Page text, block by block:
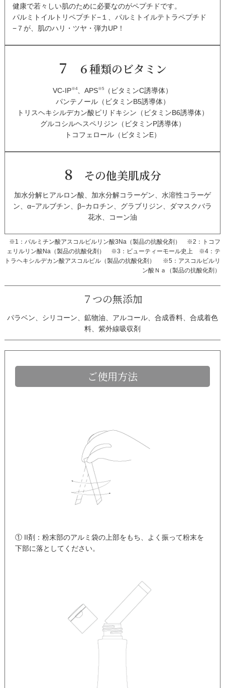
健康で若々しい肌のために必要なのがペプチドです。
パルミトイルトリペプチド−１、パルミトイルテトラペプチド
−７が、肌のハリ・ツヤ・弾力UP！
7 ６種類のビタミン
VC-IP※4、APS※5
（ビタミンC誘導体）
パンテノール（ビタミンB5誘導体）
トリスヘキシルデカン酸ピリドキシン（ビタミンB6誘導体）
グルコシルヘスペリジン（ビタミンP誘導体）
トコフェロール（ビタミンE）
8 その他美肌成分
加水分解ヒアルロン酸、 加水分解コラーゲン、 水溶性コラーゲ
ン、 α−アルブチン、 β−カロチン、 グラブリジン、
ダマスクバラ
花水、
コーン油
※1：パルミチン酸アスコルビルリン酸3Na（製品の抗酸化剤） ※2：トコフ
ェリルリン酸Na（製品の抗酸化剤） ※3：ビューティーモール史上 ※4：テ
トラヘキシルデカン酸アスコルビル（製品の抗酸化剤） ※5：アスコルビルリ
ン酸Ｎａ（製品の抗酸化剤）
７つの無添加
パラベン、 シリコーン、 鉱物油、 アルコール、 合成香料、 合成着色
料、 紫外線吸収剤
ご使用方法
① II剤：粉末部のアルミ袋の上部をもち、よく振って粉末を
下部に落としてください。